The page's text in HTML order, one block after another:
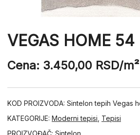
VEGAS HOME 54
Cena: 3.450,00 RSD/m²
KOD PROIZVODA: Sintelon tepih Vegas
KATEGORIJE: Moderni tepisi Tepisi